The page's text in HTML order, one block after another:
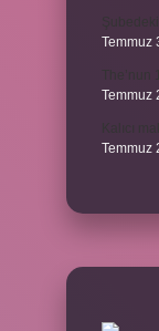
Temmuz
Temmuz
Temmuz